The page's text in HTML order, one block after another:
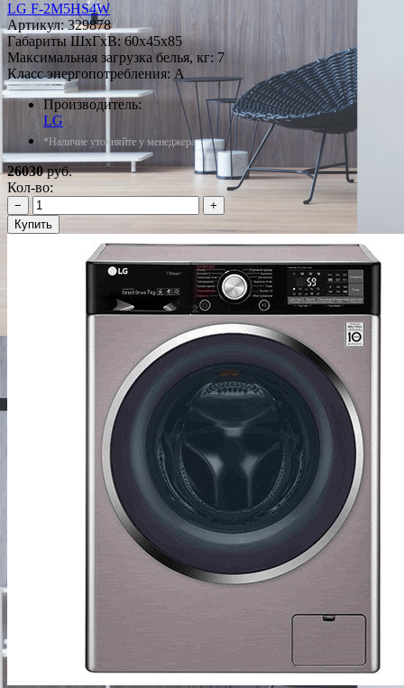
LG F-2M5HS4W
Артикул:329878
Габариты ШxГxВ: 60x45x85
Максимальная загрузка белья, кг: 7
Класс энергопотребления: A
Производитель:
LG
*Наличие уточняйте у менеджера
26030руб.
Кол-во:
−
+
Купить